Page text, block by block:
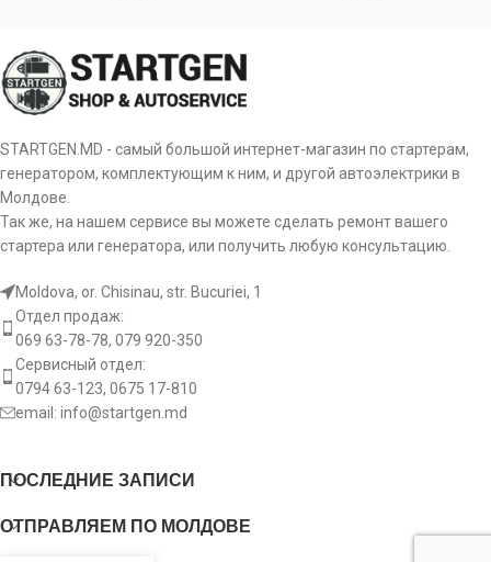
STARTGEN.MD - самый большой интернет-магазин по стартерам,
генератором, комплектующим к ним, и другой автоэлектрики в
Молдове.
Так же, на нашем сервисе вы можете сделать ремонт вашего
стартера или генератора, или получить любую консультацию.
Moldova, or. Chisinau, str. Bucuriei, 1
Отдел продаж:
069 63-78-78, 079 920-350
Сервисный отдел:
0794 63-123, 0675 17-810
email: info@startgen.md
ПОСЛЕДНИЕ ЗАПИСИ
ОТПРАВЛЯЕМ ПО МОЛДОВЕ